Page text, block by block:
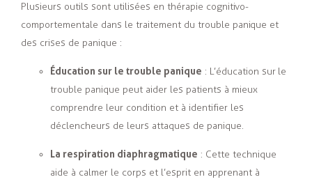
Plusieurs outils sont utilisées en thérapie cognitivo-
comportementale dans le traitement du trouble panique et
des crises de panique :
Éducation sur le trouble panique : L’éducation sur le
trouble panique peut aider les patients à mieux
comprendre leur condition et à identifier les
déclencheurs de leurs attaques de panique.
La respiration diaphragmatique : Cette technique
aide à calmer le corps et l’esprit en apprenant à